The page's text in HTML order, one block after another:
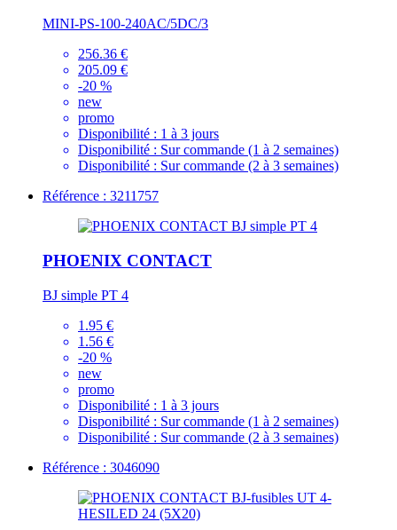
MINI-PS-100-240AC/5DC/3
256.36 €
205.09 €
-20 %
new
promo
Disponibilité : 1 à 3 jours
Disponibilité : Sur commande (1 à 2 semaines)
Disponibilité : Sur commande (2 à 3 semaines)
Référence : 3211757
PHOENIX CONTACT
BJ simple PT 4
1.95 €
1.56 €
-20 %
new
promo
Disponibilité : 1 à 3 jours
Disponibilité : Sur commande (1 à 2 semaines)
Disponibilité : Sur commande (2 à 3 semaines)
Référence : 3046090